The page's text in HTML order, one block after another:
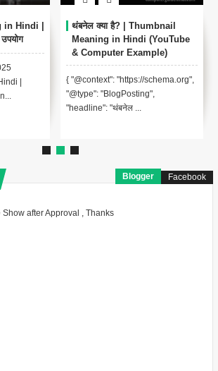
Hindi |
|
थंबनेल क्या है? | Thumbnail
Meaning in Hindi (YouTube
& Computer Example)
{ "@context": "https://schema.org",
"@type": "BlogPosting",
"headline": "थंबनेल ...
Blogger Facebook
after Approval , Thanks